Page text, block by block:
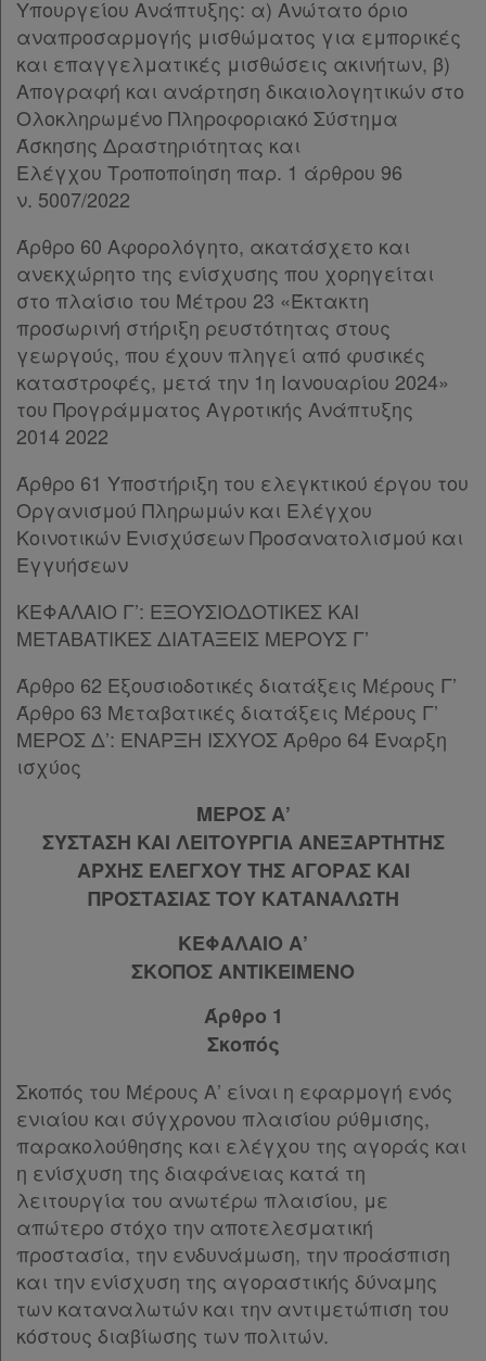
Άρθρο 48 [-]
Παρ.1
Παρ.2
Παρ.3
Άρθρο 49
Άρθρο 50
Άρθρο 51 [-]
Παρ.3
Άρθρο 52
ΚΕΦΑΛΑΙΟ Β’ [-]
Άρθρο 53
Άρθρο 54 [-]
Παρ.1
Παρ.2
Άρθρο 56 [-]
Παρ.1
Παρ.2
Άρθρο 57
Παρ.2
Παρ.3
Παρ.5
Παρ.6
Παρ.7
Άρθρο 58
Άρθρο 59 [-]
Παρ.1
Παρ.2
Παρ.3
Άρθρο 60
Παρ.4
Παρ.5
Παρ.6
ΚΕΦΑΛΑΙΟ Γ’ [-]
Άρθρο 62
Άρθρο 63
[-]
Παρ.1
Παρ.2
ΜΕΡΟΣ Δ’ [-]
Άρθρο 64 [-]
Υπουργείου Ανάπτυξης: α) Ανώτατο όριο
αναπροσαρμογής μισθώματος για εμπορικές
και επαγγελματικές μισθώσεις ακινήτων, β)
Απογραφή και ανάρτηση δικαιολογητικών στο
Ολοκληρωμένο Πληροφοριακό Σύστημα
Άσκησης Δραστηριότητας και
Ελέγχου Τροποποίηση παρ. 1 άρθρου 96
ν. 5007/2022
Άρθρο 60 Αφορολόγητο, ακατάσχετο και
ανεκχώρητο της ενίσχυσης που χορηγείται
στο πλαίσιο του Μέτρου 23 «Έκτακτη
προσωρινή στήριξη ρευστότητας στους
γεωργούς, που έχουν πληγεί από φυσικές
καταστροφές, μετά την 1η Ιανουαρίου 2024»
του Προγράμματος Αγροτικής Ανάπτυξης
2014 2022
Άρθρο 61 Υποστήριξη του ελεγκτικού έργου του
Οργανισμού Πληρωμών και Ελέγχου
Κοινοτικών Ενισχύσεων Προσανατολισμού και
Εγγυήσεων
ΚΕΦΑΛΑΙΟ Γ’: ΕΞΟΥΣΙΟΔΟΤΙΚΕΣ ΚΑΙ
ΜΕΤΑΒΑΤΙΚΕΣ ΔΙΑΤΑΞΕΙΣ ΜΕΡΟΥΣ Γ’
Άρθρο 62 Εξουσιοδοτικές διατάξεις Μέρους Γ’
Άρθρο 63 Μεταβατικές διατάξεις Μέρους Γ’
ΜΕΡΟΣ Δ’: ΕΝΑΡΞΗ ΙΣΧΥΟΣ Άρθρο 64 Έναρξη
ισχύος
ΜΕΡΟΣ Α’
ΣΥΣΤΑΣΗ ΚΑΙ ΛΕΙΤΟΥΡΓΙΑ ΑΝΕΞΑΡΤΗΤΗΣ
ΑΡΧΗΣ ΕΛΕΓΧΟΥ ΤΗΣ ΑΓΟΡΑΣ ΚΑΙ
ΠΡΟΣΤΑΣΙΑΣ ΤΟΥ ΚΑΤΑΝΑΛΩΤΗ
ΚΕΦΑΛΑΙΟ Α’
ΣΚΟΠΟΣ ΑΝΤΙΚΕΙΜΕΝΟ
Άρθρο 1
Σκοπός
Σκοπός του Μέρους Α’ είναι η εφαρμογή ενός
ενιαίου και σύγχρονου πλαισίου ρύθμισης,
παρακολούθησης και ελέγχου της αγοράς και
η ενίσχυση της διαφάνειας κατά τη
λειτουργία του ανωτέρω πλαισίου, με
απώτερο στόχο την αποτελεσματική
προστασία, την ενδυνάμωση, την προάσπιση
και την ενίσχυση της αγοραστικής δύναμης
των καταναλωτών και την αντιμετώπιση του
κόστους διαβίωσης των πολιτών.